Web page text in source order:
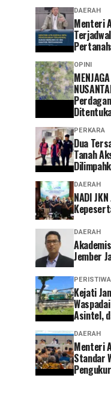
DAERAH
Menteri
OPINI
PERKARA
Dua
Tanah
DAERAH
NADI
DAERAH
Jember
PERISTIWA
‎Kejati
Asintel,
DAERAH
Menteri
Standar